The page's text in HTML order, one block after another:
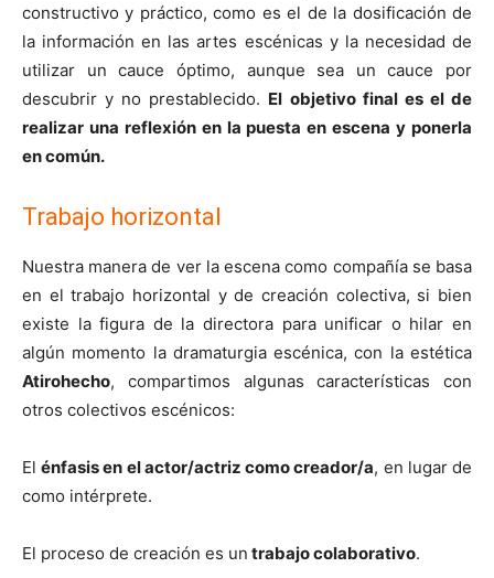
constructivo y práctico, como es el de la dosificación de
la información en las artes escénicas y la necesidad de
utilizar un cauce óptimo, aunque sea un cauce por
descubrir y no prestablecido. El objetivo final es el de
realizar una reflexión en la puesta en escena y ponerla
en común.
Trabajo horizontal
Nuestra manera de ver la escena como compañía se basa
en el trabajo horizontal y de creación colectiva, si bien
existe la figura de la directora para unificar o hilar en
algún momento la dramaturgia escénica, con la estética
Atirohecho, compartimos algunas características con
otros colectivos escénicos:
Elénfasis en el actor/actriz como creador/a, en lugar de
como intérprete.
El proceso de creación es un trabajo colaborativo.